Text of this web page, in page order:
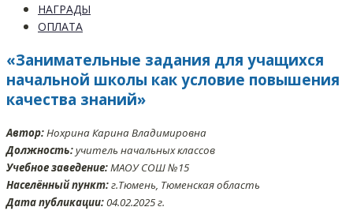
НАГРАДЫ
ОПЛАТА
«Занимательные задания для учащихся
начальной школы как условие повышения
качества знаний»
Автор:Нохрина Карина Владимировна
Должность:учитель начальных классов
Учебное заведение:МАОУ СОШ №15
Населённый пункт:г.Тюмень, Тюменская область
Дата публикации:04.02.2025 г.